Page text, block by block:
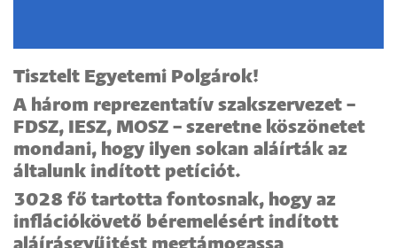
Tisztelt Egyetemi Polgárok!
A három reprezentatív szakszervezet –
FDSZ, IESZ, MOSZ – szeretne köszönetet
mondani, hogy ilyen sokan aláírták az
általunk indított petíciót.
3028 fő tartotta fontosnak, hogy az
inflációkövető béremelésért indított
aláírásgyűjtést megtámogassa